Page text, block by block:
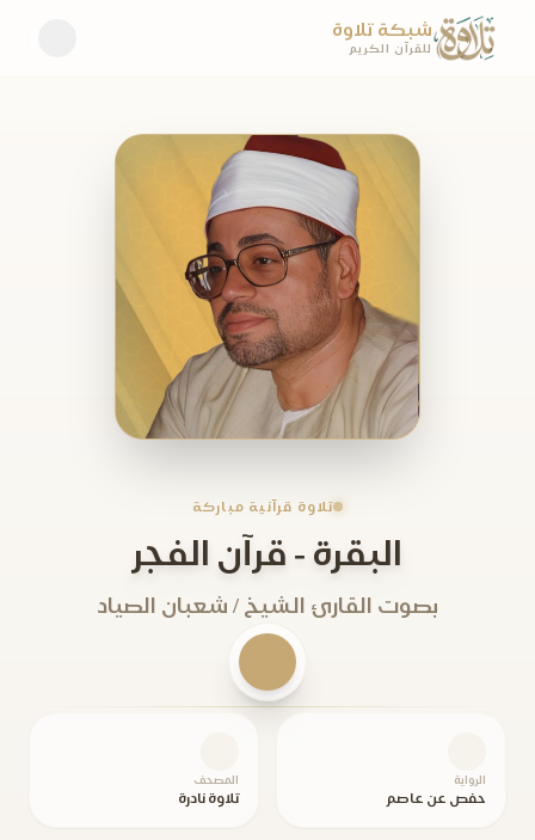
شبكة تلاوة
للقرآن الكريم
تلاوة قرآنية مباركة
البقرة - قرآن الفجر
بصوت القارئ الشيخ / شعبان الصياد
الرواية
حفص عن عاصم
المصحف
تلاوة نادرة